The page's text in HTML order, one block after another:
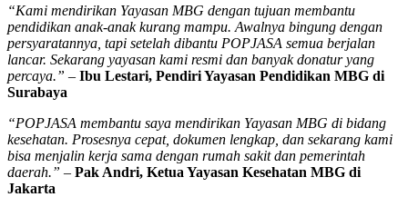
“Kami mendirikan Yayasan MBG dengan tujuan membantu
pendidikan anak-anak kurang mampu. Awalnya bingung dengan
persyaratannya, tapi setelah dibantu POPJASA semua berjalan
lancar. Sekarang yayasan kami resmi dan banyak donatur yang
percaya.” – Ibu Lestari, Pendiri Yayasan Pendidikan MBG di
Surabaya
“POPJASA membantu saya mendirikan Yayasan MBG di bidang
kesehatan. Prosesnya cepat, dokumen lengkap, dan sekarang kami
bisa menjalin kerja sama dengan rumah sakit dan pemerintah
daerah.” – Pak Andri, Ketua Yayasan Kesehatan MBG di
Jakarta